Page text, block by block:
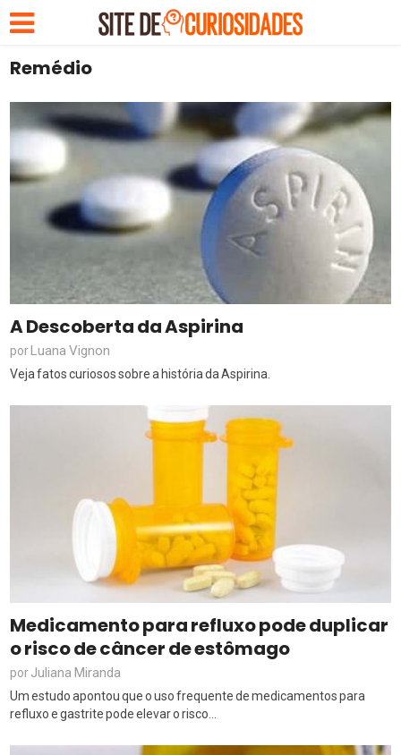
Remédio
A Descoberta da Aspirina
porLuana Vignon
Veja fatos curiosos sobre a história da Aspirina.
Medicamento para refluxo pode duplicar
o risco de câncer de estômago
porJuliana Miranda
Um estudo apontou que o uso frequente de medicamentos para
refluxo e gastrite pode elevar o risco...